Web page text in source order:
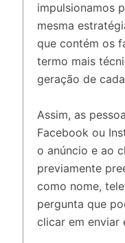
impulsionamos
mesma
que contém os
termo mais
geração de
Assim, as
Facebook ou
o anúncio e ao
previamente
como nome,
pergunta que
clicar em enviar